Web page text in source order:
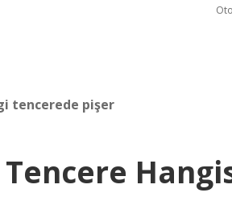
tencerede pişer
Tencere